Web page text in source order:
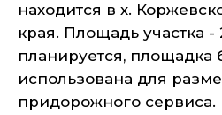
находится в х.
края. Площадь участка -
планируется, площадка
использована для
придорожного сервиса.